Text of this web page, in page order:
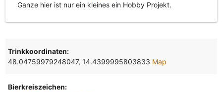
Ganze hier ist nur ein kleines ein Hobby Projekt.
Trinkkoordinaten:
48.04759979248047, 14.4399995803833 Map
Bierkreiszeichen: